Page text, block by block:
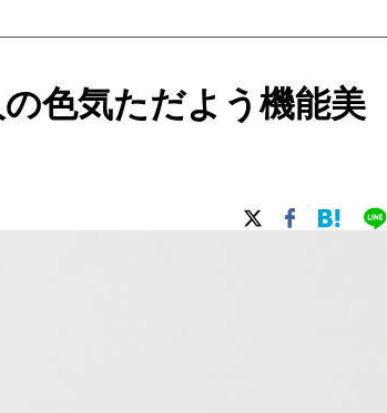
色気ただよう機能美